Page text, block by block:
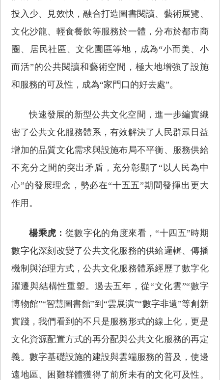
投入少、見效快，融合打造圖書閱讀、藝術展覽、
文化沙龍、輕食餐飲等服務於一體，分布於都市商
圈、居民社區、文化園區等地，成為“小而美、小
而活”的公共閱讀和藝術空間，極大地增強了設施
和服務的可及性，成為“家門口的好去處”。
快速發展的新型公共文化空間，進一步編實織
密了公共文化服務體系，有效解決了人民群眾日益
增加的品質文化需求與設施布局不平衡、服務供給
不充分之間的突出矛盾，充分彰顯了“以人民為中
心”的發展理念，勢必在“十五五”期間發揮出更大
作用。
楊乘虎： 從數字化的角度來看，“十四五”時期
數字化深刻改變了公共文化服務的供給邏輯、傳播
機制與治理方式，公共文化服務體系經歷了數字化
躍遷與結構性重塑。過去五年，從“文化雲”“數字
博物館”“智慧圖書館”到“雲展演”“數字非遺”等創新
實踐，我們看到的不只是服務形式的線上化，更是
文化資源配置方式的再分配與公共文化服務的再定
義。數字基礎設施的建設與雲端服務的普及，使邊
遠地區、困難群體獲得了前所未有的文化可及性。